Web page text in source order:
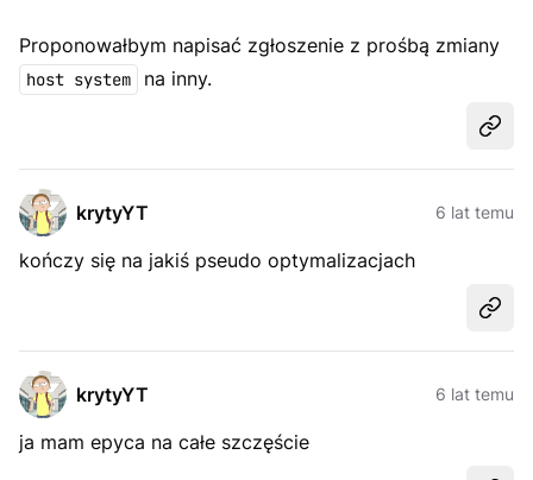
Proponowałbym napisać zgłoszenie z prośbą zmiany
host system na inny.
krytyYT 6 lat temu
kończy się na jakiś pseudo optymalizacjach
krytyYT 6 lat temu
ja mam epyca na całe szczęście